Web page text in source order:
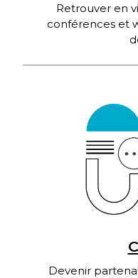
Retrouver en
conférences et
Devenir